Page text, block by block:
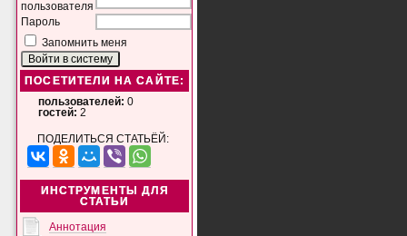
пользователя
Пароль
Запомнить меня
ПОСЕТИТЕЛИ НА САЙТЕ:
пользователей: 0
гостей: 2
ПОДЕЛИТЬСЯ СТАТЬЁЙ:
ИНСТРУМЕНТЫ ДЛЯ
СТАТЬИ
Аннотация